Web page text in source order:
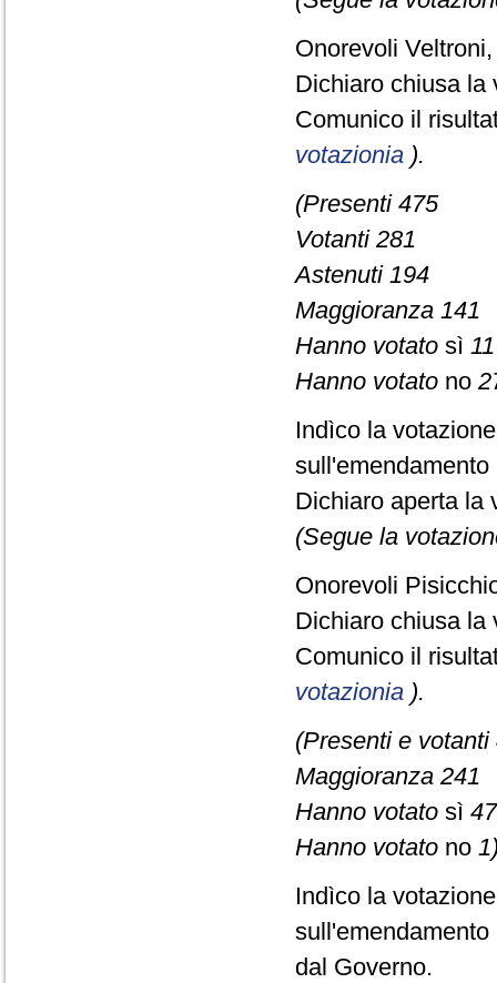
Onorevoli
Dichiaro chiusa la
Comunico il
votazionia ).
(Presenti 475
Votanti 281
Astenuti 194
Maggioranza 141
Hanno votato sì 11
Hanno votato no
Indìco la
Dichiaro aperta la
(Segue la
Onorevoli
Dichiaro chiusa la
Comunico il
votazionia ).
(Presenti e votanti
Maggioranza 241
Hanno votato sì
Hanno votato no
Indìco la
dal Governo.